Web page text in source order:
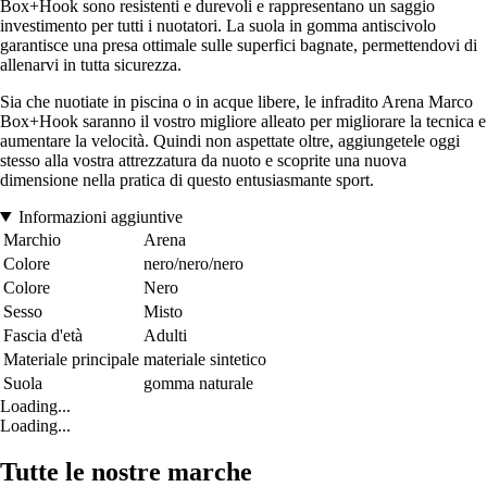
Box+Hook sono resistenti e durevoli e rappresentano un saggio
investimento per tutti i nuotatori. La suola in gomma antiscivolo
garantisce una presa ottimale sulle superfici bagnate, permettendovi di
allenarvi in tutta sicurezza.
Sia che nuotiate in piscina o in acque libere, le infradito Arena Marco
Box+Hook saranno il vostro migliore alleato per migliorare la tecnica e
aumentare la velocità. Quindi non aspettate oltre, aggiungetele oggi
stesso alla vostra attrezzatura da nuoto e scoprite una nuova
dimensione nella pratica di questo entusiasmante sport.
Informazioni aggiuntive
Marchio
Arena
Colore
nero/nero/nero
Colore
Nero
Sesso
Misto
Fascia d'età
Adulti
Materiale principale materiale sintetico
Suola
gomma naturale
Loading...
Loading...
Tutte le nostre marche